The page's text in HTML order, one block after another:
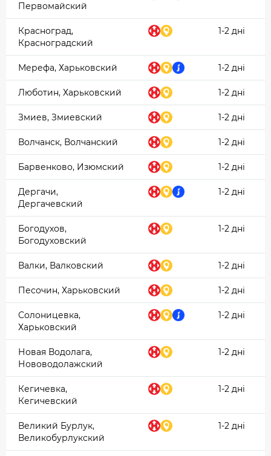
Первомайский
Красноград,
Красноградский
1-2 дні
Мерефа, Харьковский 1-2 дні
Люботин, Харьковский 1-2 дні
Змиев, Змиевский 1-2 дні
Волчанск, Волчанский 1-2 дні
Барвенково, Изюмский 1-2 дні
Дергачи,
Дергачевский
1-2 дні
Богодухов,
Богодуховский
1-2 дні
Валки, Валковский 1-2 дні
Песочин, Харьковский 1-2 дні
Солоницевка,
Харьковский
1-2 дні
Новая Водолага,
Нововодолажский
1-2 дні
Кегичевка,
Кегичевский
1-2 дні
Великий Бурлук,
Великобурлукский
1-2 дні